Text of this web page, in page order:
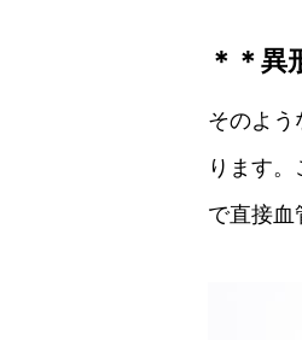
＊＊異
そのよう
ります
で直接血